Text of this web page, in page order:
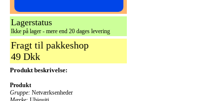
Lagerstatus
Ikke på lager - mere end 20 dages levering
Fragt til pakkeshop
49 Dkk
Produkt beskrivelse:
Produkt
Gruppe: Netværksenheder